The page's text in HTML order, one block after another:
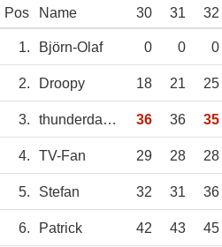
Pos Name 30 31 32
1. Björn-Olaf 0 0 0
2. Droopy 18 21 25
3. thunderdance49 36 36 35
4. TV-Fan 29 28 28
5. Stefan 32 31 36
6. Patrick 42 43 45